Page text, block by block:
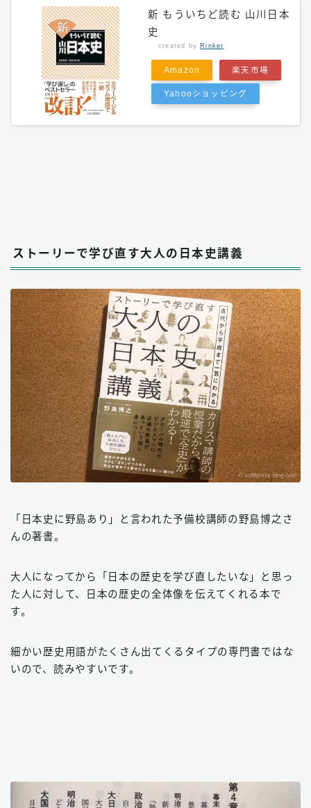
新 もういちど読む 山川日本
史
created by Rinker
Amazon 楽天市場
Yahooショッピング
ストーリーで学び直す大人の日本史講義
「日本史に野島あり」と言われた予備校講師の野島博之さ
んの著書。
大人になってから「日本の歴史を学び直したいな」と思っ
た人に対して、日本の歴史の全体像を伝えてくれる本で
す。
細かい歴史用語がたくさん出てくるタイプの専門書ではな
いので、読みやすいです。